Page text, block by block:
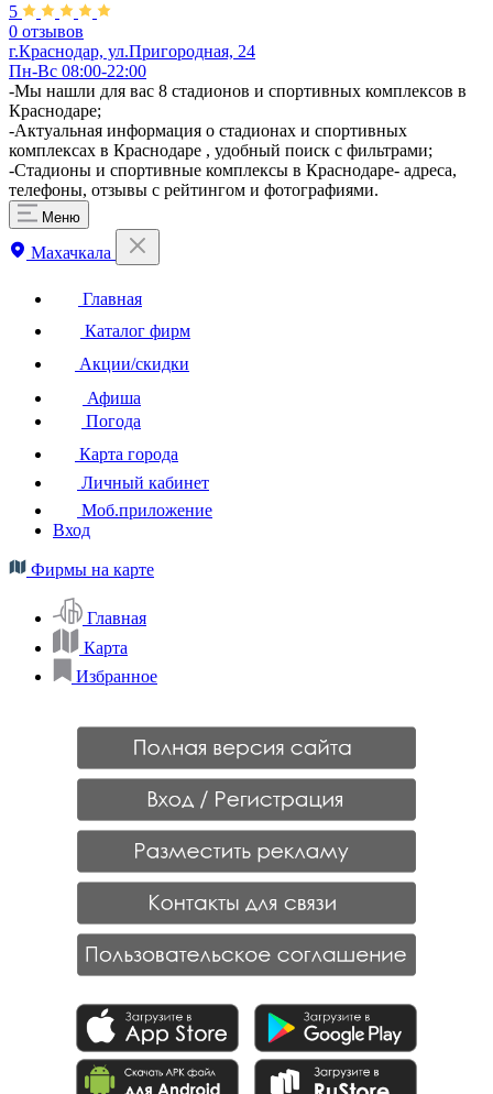
5
0 отзывов
г.Краснодар, ул.Пригородная, 24
Пн-Вс 08:00-22:00
-Мы нашли для вас 8 стадионов и спортивных комплексов в
Краснодаре;
-Актуальная информация о стадионах и спортивных
комплексах в Краснодаре , удобный поиск с фильтрами;
-Стадионы и спортивные комплексы в Краснодаре- адреса,
телефоны, отзывы с рейтингом и фотографиями.
Меню
Махачкала
Главная
Каталог фирм
Акции/скидки
Афиша
Погода
Карта города
Личный кабинет
Моб.приложение
Вход
Фирмы на карте
Главная
Карта
Избранное